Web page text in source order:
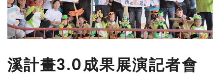
溪計畫3.0成果展演記者會